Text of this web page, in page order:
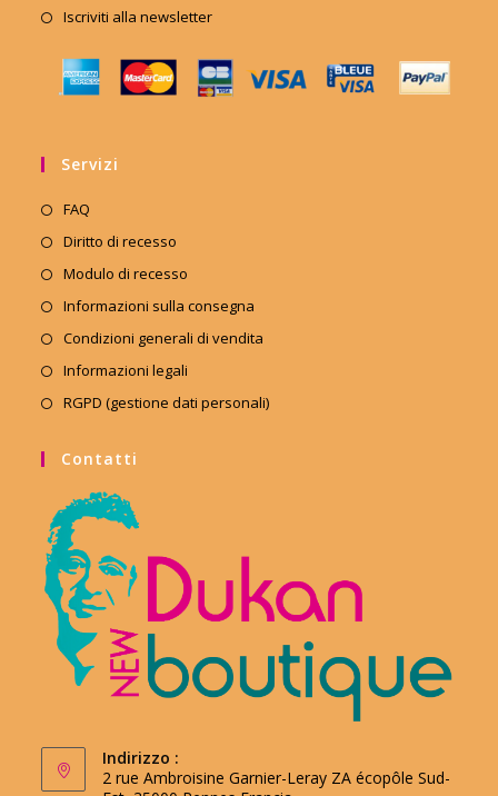
Iscriviti alla newsletter
Servizi
FAQ
Diritto di recesso
Modulo di recesso
Informazioni sulla consegna
Condizioni generali di vendita
Informazioni legali
RGPD (gestione dati personali)
Contatti
Indirizzo :
2 rue Ambroisine Garnier-Leray ZA écopôle Sud-